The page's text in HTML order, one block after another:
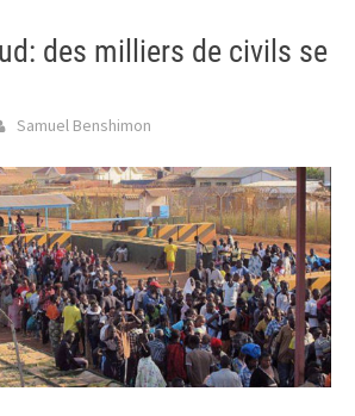
des milliers de civils se
Samuel Benshimon